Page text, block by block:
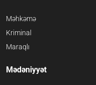
Məhkəmə
Kriminal
Maraqlı
Mədəniyyət